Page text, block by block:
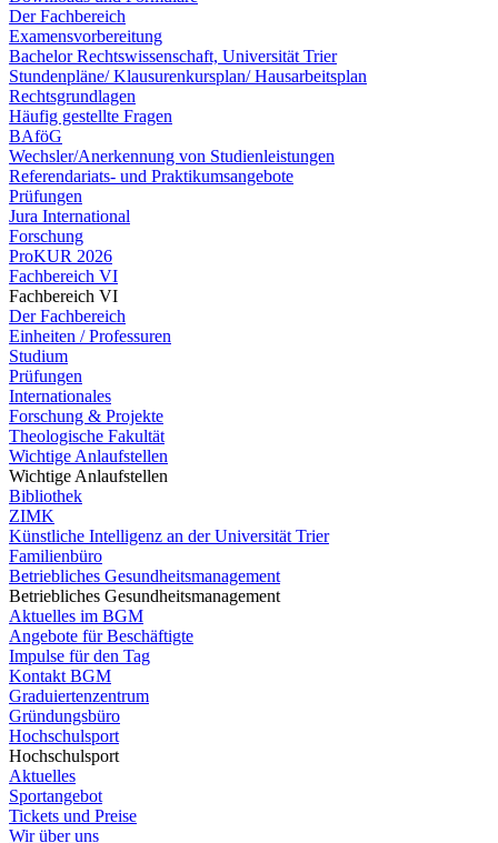
Der Fachbereich
Examensvorbereitung
Bachelor Rechtswissenschaft, Universität Trier
Stundenpläne/ Klausurenkursplan/ Hausarbeitsplan
Rechtsgrundlagen
Häufig gestellte Fragen
BAföG
Wechsler/Anerkennung von Studienleistungen
Referendariats- und Praktikumsangebote
Prüfungen
Jura International
Forschung
ProKUR 2026
Fachbereich VI
Fachbereich VI
Der Fachbereich
Einheiten / Professuren
Studium
Prüfungen
Internationales
Forschung & Projekte
Theologische Fakultät
Wichtige Anlaufstellen
Wichtige Anlaufstellen
Bibliothek
ZIMK
Künstliche Intelligenz an der Universität Trier
Familienbüro
Betriebliches Gesundheitsmanagement
Betriebliches Gesundheitsmanagement
Aktuelles im BGM
Angebote für Beschäftigte
Impulse für den Tag
Kontakt BGM
Graduiertenzentrum
Gründungsbüro
Hochschulsport
Hochschulsport
Aktuelles
Sportangebot
Tickets und Preise
Wir über uns